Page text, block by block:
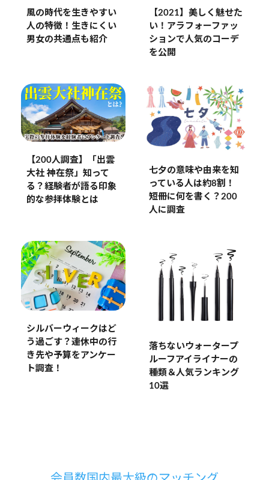
風の時代を生きやすい
人の特徴！生きにくい
男女の共通点も紹介
【2021】美しく魅せた
い！アラフォーファッ
ションで人気のコーデ
を公開
【200人調査】「出雲
大社 神在祭」知って
る？経験者が語る印象
的な参拝体験とは
七夕の意味や由来を知
っている人は約8割！
短冊に何を書く？200
人に調査
シルバーウィークはど
う過ごす？連休中の行
き先や予算をアンケー
ト調査！
落ちないウォータープ
ルーフアイライナーの
種類＆人気ランキング
10選